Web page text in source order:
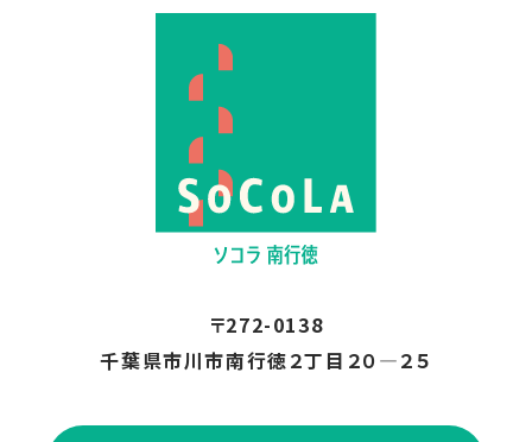
〒272-0138
千葉県市川市南行徳２丁目２０―２５